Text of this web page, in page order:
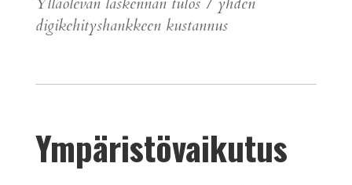
digikehityshankkeen kustannus
Ympäristövaikutus